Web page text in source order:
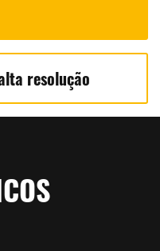
resolução